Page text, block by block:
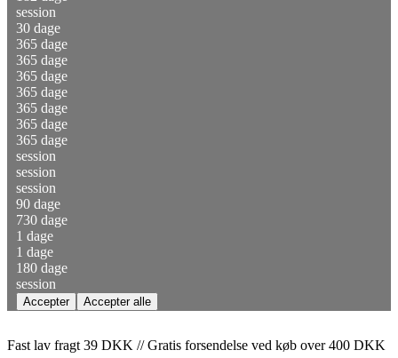
session
30 dage
365 dage
365 dage
365 dage
365 dage
365 dage
365 dage
365 dage
session
session
session
90 dage
730 dage
1 dage
1 dage
180 dage
session
Fast lav fragt 39 DKK // Gratis forsendelse ved køb over 400 DKK